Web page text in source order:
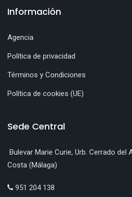
Información
Agencia
Política de privacidad
Términos y Condiciones
Política de cookies (UE)
Sede Central
Bulevar Marie Curie, Urb. Cerrado del
Costa (Málaga)
951 204 138